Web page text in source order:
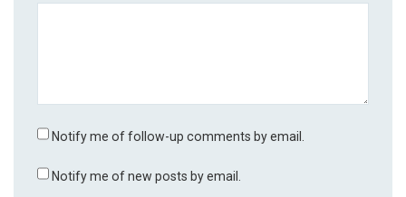
Notify me of follow-up comments by email.
Notify me of new posts by email.